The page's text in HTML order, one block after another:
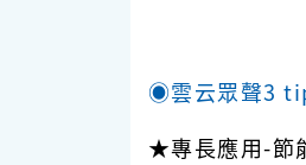
◉雲云眾聲3
★專長應用-節